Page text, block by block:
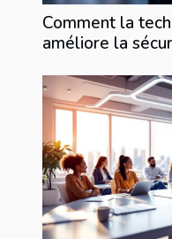
Comment la
améliore la